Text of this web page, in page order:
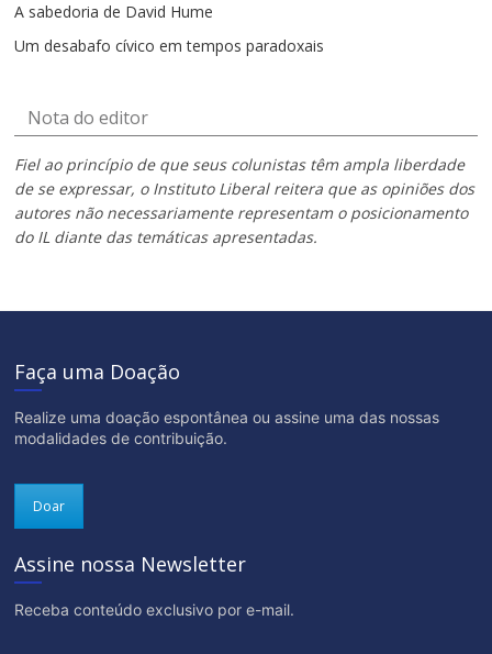
A sabedoria de David Hume
Um desabafo cívico em tempos paradoxais
Nota do editor
Fiel ao princípio de que seus colunistas têm ampla liberdade
de se expressar, o Instituto Liberal reitera que as opiniões dos
autores não necessariamente representam o posicionamento
do IL diante das temáticas apresentadas.
Faça uma Doação
Realize uma doação espontânea ou assine uma das nossas
modalidades de contribuição.
Doar
Assine nossa Newsletter
Receba conteúdo exclusivo por e-mail.